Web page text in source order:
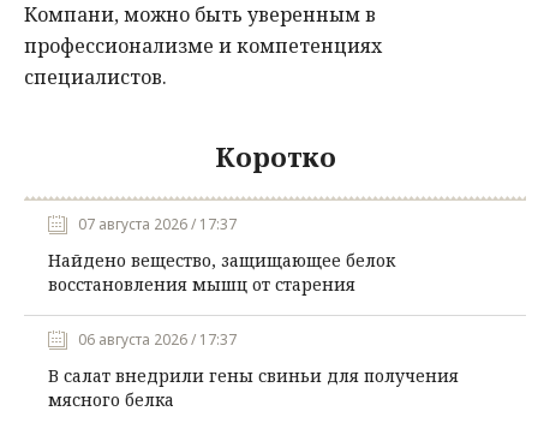
Компани, можно быть уверенным в
профессионализме и компетенциях
специалистов.
Коротко
07 августа 2026 / 17:37
Найдено вещество, защищающее белок
восстановления мышц от старения
06 августа 2026 / 17:37
В салат внедрили гены свиньи для получения
мясного белка